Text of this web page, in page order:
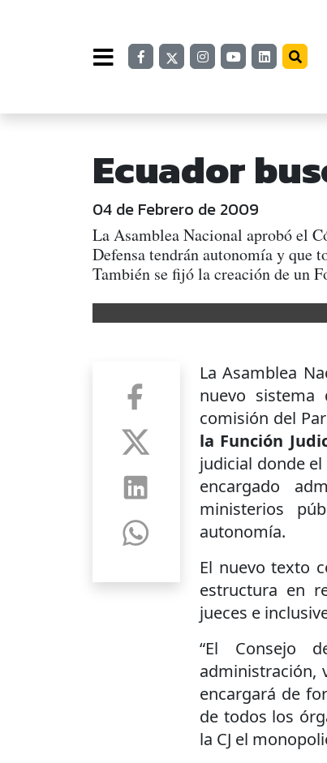
Ecuador
04 de Febrero de 2009
La Asamblea Nacional aprobó el
Defensa tendrán autonomía y que
También se fijó la creación de un
La Asamblea
nuevo sistema
comisión del
la Función
judicial donde el
encargado
ministerios
autonomía.
El nuevo texto
estructura en
jueces e
“El Consejo
administración,
encargará de
de todos los
la CJ el